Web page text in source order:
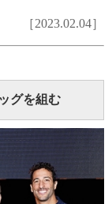
［2023.02.04］
グを組む